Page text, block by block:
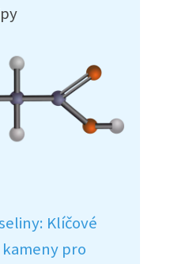
Klíčové
pro